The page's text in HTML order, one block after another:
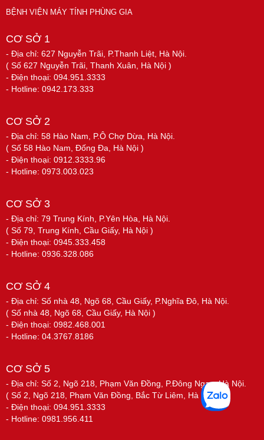
BỆNH VIỆN MÁY TÍNH PHÙNG GIA
CƠ SỞ 1
- Địa chỉ: 627 Nguyễn Trãi, P.Thanh Liệt, Hà Nội.
( Số 627 Nguyễn Trãi, Thanh Xuân, Hà Nội )
- Điện thoại: 094.951.3333
- Hotline: 0942.173.333
CƠ SỞ 2
- Địa chỉ: 58 Hào Nam, P.Ô Chợ Dừa, Hà Nội.
( Số 58 Hào Nam, Đống Đa, Hà Nội )
- Điện thoại: 0912.3333.96
- Hotline: 0973.003.023
CƠ SỞ 3
- Địa chỉ: 79 Trung Kính, P.Yên Hòa, Hà Nội.
( Số 79, Trung Kính, Cầu Giấy, Hà Nội )
- Điện thoại: 0945.333.458
- Hotline: 0936.328.086
CƠ SỞ 4
- Địa chỉ: Số nhà 48, Ngõ 68, Cầu Giấy, P.Nghĩa Đô, Hà Nội.
( Số nhà 48, Ngõ 68, Cầu Giấy, Hà Nội )
- Điện thoại: 0982.468.001
- Hotline: 04.3767.8186
CƠ SỞ 5
- Địa chỉ: Số 2, Ngõ 218, Phạm Văn Đồng, P.Đông Ngạc, Hà Nội.
( Số 2, Ngõ 218, Phạm Văn Đồng, Bắc Từ Liêm, Hà Nội )
- Điện thoại: 094.951.3333
- Hotline: 0981.956.411